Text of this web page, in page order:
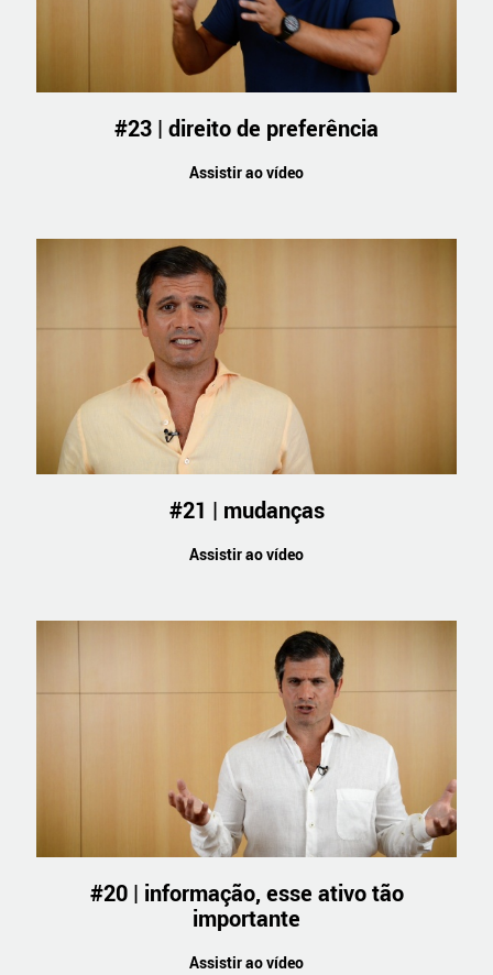
#23 | direito de preferência
Assistir ao vídeo
#21 | mudanças
Assistir ao vídeo
#20 | informação, esse ativo tão
importante
Assistir ao vídeo